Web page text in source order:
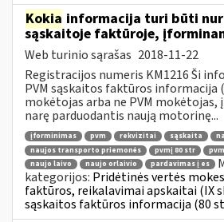
Kokia informacija turi būti
sąskaitoje faktūroje,
Web turinio sąrašas 2018-11-22
Registracijos numeris KM1216 Ši
PVM sąskaitos faktūros informacija
mokėtojas arba ne PVM mokėtojas,
narę parduodantis naują motorinę...
įforminimas pvm rekvizitai sąskaita
naujos transporto priemonės
pvmį 80 str
naujo laivo
naujo orlaivio pardavimas į es
kategorijos: Pridėtinės vertės
faktūros, reikalavimai apskaitai (IX
sąskaitos faktūros informacija (80